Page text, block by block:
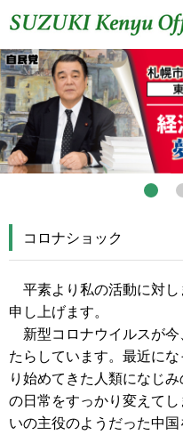
コロナショック
平素より私の活動に対し
申し上げます。
新型コロナウイルスが今
たらしています。最近に
り始めてきた人類になじ
の日常をすっかり変えて
いの主役のようだった中